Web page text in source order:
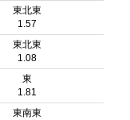
東北東
1.57
東北東
1.08
東
1.81
東南東